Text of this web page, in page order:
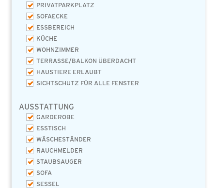
PRIVATPARKPLATZ
SOFAECKE
ESSBEREICH
KÜCHE
WOHNZIMMER
TERRASSE/BALKON ÜBERDACHT
HAUSTIERE ERLAUBT
SICHTSCHUTZ FÜR ALLE FENSTER
AUSSTATTUNG
GARDEROBE
ESSTISCH
WÄSCHESTÄNDER
RAUCHMELDER
STAUBSAUGER
SOFA
SESSEL